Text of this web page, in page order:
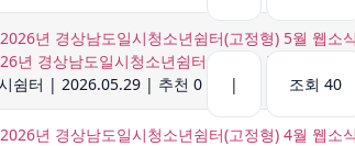
년 경상남도일시청소년쉼터(고정형) 5월 웹소식지
쉼터 | 2026.05.29 | 추천 0 | 조회 40